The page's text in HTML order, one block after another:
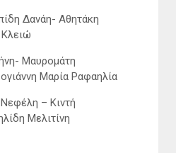
Δανάη- Αθητάκη
Κλειώ
Μαυρομάτη
Μαρία Ραφαηλία
– Κιντή
Μελιτίνη